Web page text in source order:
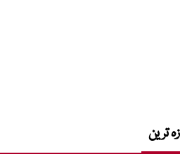
ترین